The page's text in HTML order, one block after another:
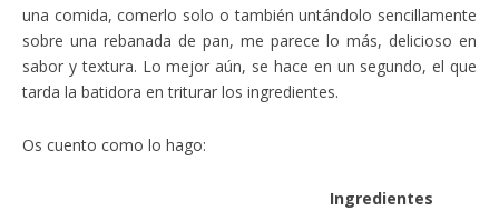
una comida, comerlo solo o también untándolo sencillamente
sobre una rebanada de pan, me parece lo más, delicioso en
sabor y textura. Lo mejor aún, se hace en un segundo, el que
tarda la batidora en triturar los ingredientes.
Os cuento como lo hago:
Ingredientes